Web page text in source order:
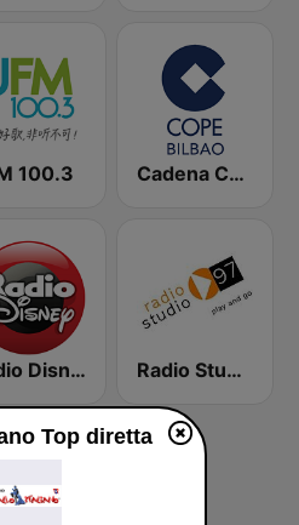
100.3 Cadena COPE Bilbao
Radio Disney Bolivia Radio Studio 97
Top diretta